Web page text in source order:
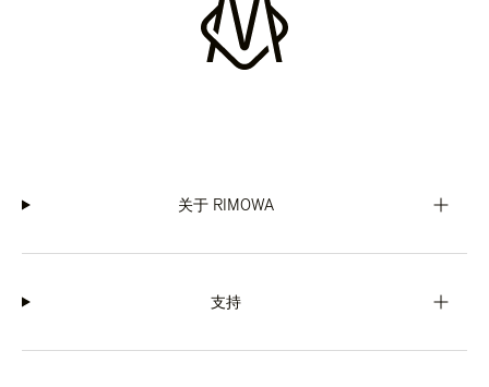
关于 RIMOWA
支持